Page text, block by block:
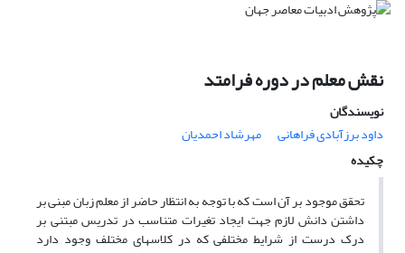
نقش معلم در دوره فرامتد
نویسندگان
داود برزآبادی فراهانی
مهرشاد احمدیان
چکیده
تحقق موجود بر آن است که با توجه به انتظار حاضر از معلم زبان مبنی بر
داشتن دانش لازم جهت ایجاد تغیرات متناسب در تدریس مبتنی بر
درک درست از شرایط مختلفی که در کلاسهای مختلف وجود دارد